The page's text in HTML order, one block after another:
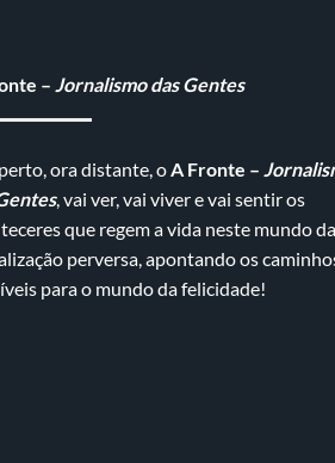
–Jornalismo das Gentes
ora distante, oA Fronte –
, vai ver, vai viver e vai sentir os
que regem a vida neste mundo da
perversa, apontando os
para o mundo da felicidade!